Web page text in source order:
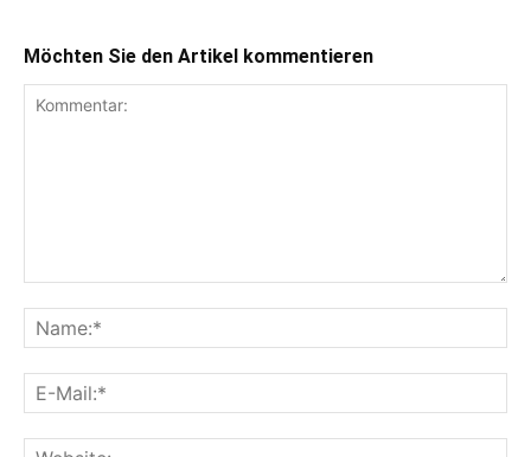
Möchten Sie den Artikel kommentieren